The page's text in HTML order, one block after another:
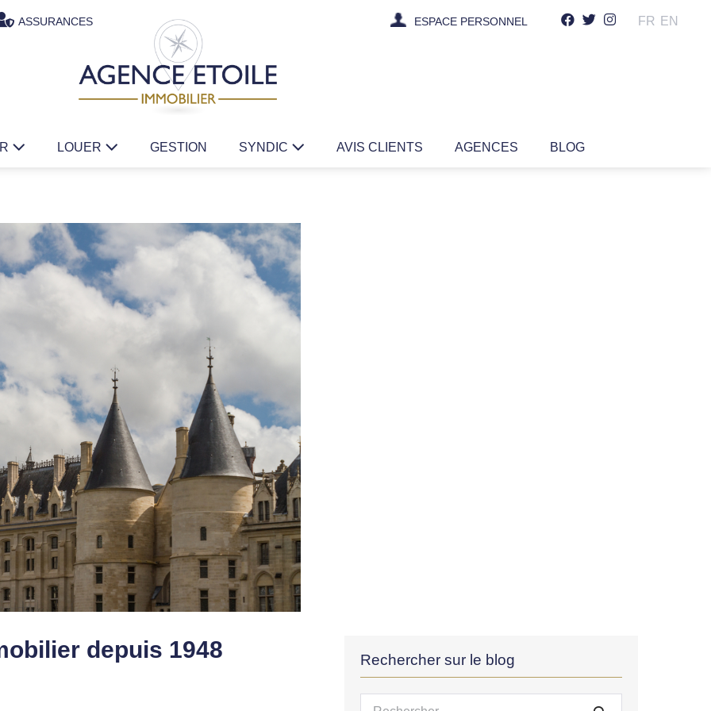
ASSURANCES ESPACE PERSONNEL FR EN
LOUER GESTION SYNDIC AVIS CLIENTS AGENCES BLOG
depuis 1948 Rechercher sur le blog
Recherche